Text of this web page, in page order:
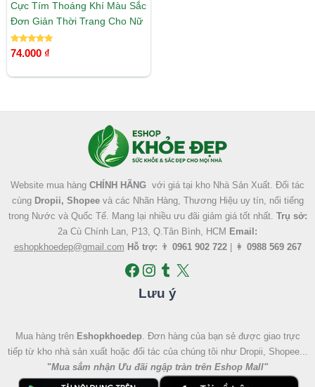
Cực Tím Thoáng Khí Màu Sắc
Đơn Giản Thời Trang Cho Nữ
Được xếp
hạng
74.000 ₫
Website mua hàng CHÍNH HÃNG với giá tại kho Nhà Sản Xuất. Đối tác
cùng Dropii, Shopeevà các Nhãn Hàng, Thương Hiệu uy tín, nổi tiếng
trong Nước và Quốc Tế. Mang lại nhiều ưu đãi giảm giá tốt nhất. Trụ sở:
2a Cù Chính Lan, P13, Q.Tân Bình, HCM Email:
eshopkhoedep@gmail.com Hỗ trợ: 👨 0961 902 722| 👩 0988 569 267
Facebook
Instagram
Tumblr
X
Lưu ý
Mua hàng trên Eshopkhoedep. Đơn hàng của bạn sẻ được giao trực
tiếp từ kho nhà sản xuất hoặc đối tác của chúng tôi như Dropii, Shopee...
"Mua sắm nhận Ưu đãi ngập tràn trên Eshop Mall"